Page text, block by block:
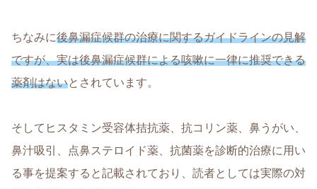
ちなみに後鼻漏症候群の治療に関するガイドラインの見解
ですが、実は後鼻漏症候群による咳嗽に一律に推奨できる
薬剤はないとされています。
そしてヒスタミン受容体拮抗薬、抗コリン薬、鼻うがい、
鼻汁吸引、点鼻ステロイド薬、抗菌薬を診断的治療に用い
る事を提案すると記載されており、読者としては実際の対